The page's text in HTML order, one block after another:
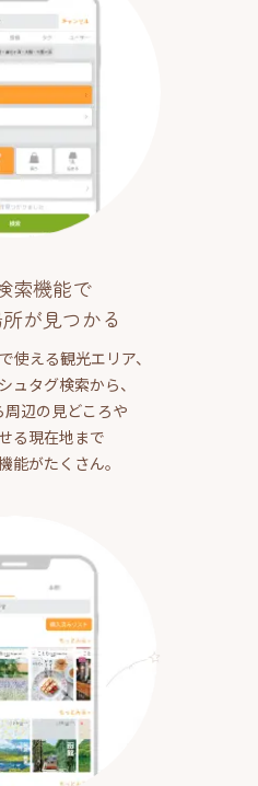
索機能で
が見つかる
使える観光エリア、
ュタグ検索から、
辺の見どころや
る現在地まで
能がたくさん。